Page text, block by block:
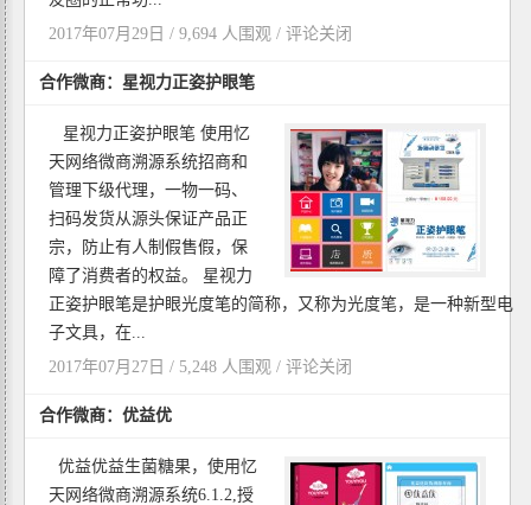
2017年07月29日 / 9,694 人围观 / 评论关闭
合作微商：星视力正姿护眼笔
星视力正姿护眼笔 使用忆
天网络微商溯源系统招商和
管理下级代理，一物一码、
扫码发货从源头保证产品正
宗，防止有人制假售假，保
障了消费者的权益。 星视力
正姿护眼笔是护眼光度笔的简称，又称为光度笔，是一种新型电
子文具，在...
2017年07月27日 / 5,248 人围观 / 评论关闭
合作微商：优益优
优益优益生菌糖果，使用忆
天网络微商溯源系统6.1.2,授